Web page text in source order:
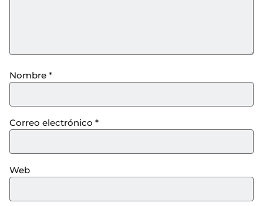
Nombre *
Correo electrónico *
Web